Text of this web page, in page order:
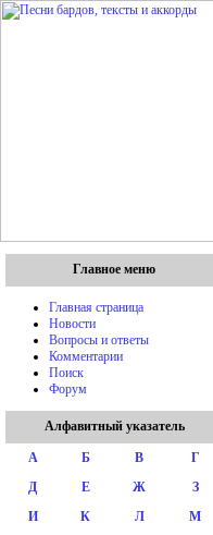
Главное меню
Главная страница
Новости
Вопросы и ответы
Комментарии
Поиск
Форум
Алфавитный указатель
А Б В
Г
Д
Е Ж
З
И
К Л
М